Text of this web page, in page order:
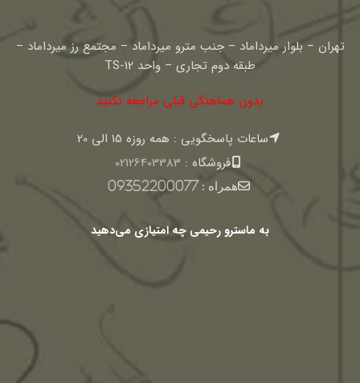
تهران – بلوار میرداماد – جنب مترو میرداماد – مجتمع رز میرداماد –
طبقه دوم تجاری – واحد TS-12
بدون هماهنگی قبلی مراجعه نکنید
ساعات پاسخگویی : همه روزه 15 الی 20
فروشگاه : 02126403383
همراه :09352200077
به ماسترو رحیمی چه امتیازی می‌دهید